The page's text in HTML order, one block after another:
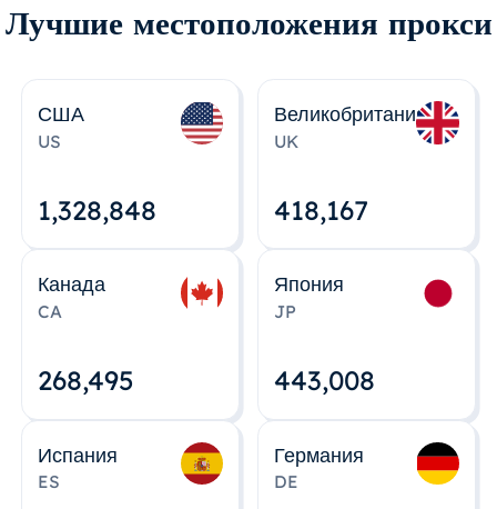
Лучшие местоположения прокси
США
US
1,328,848
Великобритания
UK
418,167
Канада
CA
268,495
Япония
JP
443,008
Испания
ES
Германия
DE